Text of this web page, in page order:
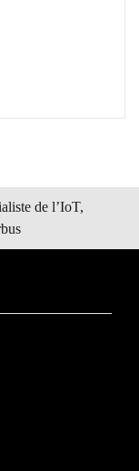
de l’IoT,